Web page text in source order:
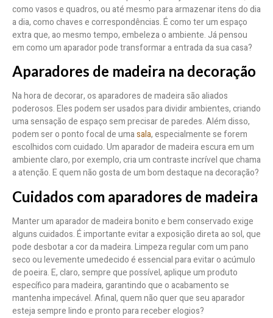
como vasos e quadros, ou até mesmo para armazenar itens do dia
a dia, como chaves e correspondências. É como ter um espaço
extra que, ao mesmo tempo, embeleza o ambiente. Já pensou
em como um aparador pode transformar a entrada da sua casa?
Aparadores de madeira na decoração
Na hora de decorar, os aparadores de madeira são aliados
poderosos. Eles podem ser usados para dividir ambientes, criando
uma sensação de espaço sem precisar de paredes. Além disso,
podem ser o ponto focal de umasala, especialmente se forem
escolhidos com cuidado. Um aparador de madeira escura em um
ambiente claro, por exemplo, cria um contraste incrível que chama
a atenção. E quem não gosta de um bom destaque na decoração?
Cuidados com aparadores de madeira
Manter um aparador de madeira bonito e bem conservado exige
alguns cuidados. É importante evitar a exposição direta ao sol, que
pode desbotar a cor da madeira. Limpeza regular com um pano
seco ou levemente umedecido é essencial para evitar o acúmulo
de poeira. E, claro, sempre que possível, aplique um produto
específico para madeira, garantindo que o acabamento se
mantenha impecável. Afinal, quem não quer que seu aparador
esteja sempre lindo e pronto para receber elogios?